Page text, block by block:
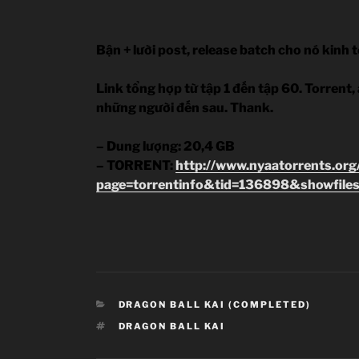
Bận + lười post, release batch cho nó kinh
Link tổng hợp từ tập 1 đến tập 60.
những người đến sau. Thank.
– Dung lượng: 20,4 GB
– TORRENT: http://
CATEGORIES
DRAGON BALL KAI (COMPLETED)
TAGS
DRAGON BALL KAI